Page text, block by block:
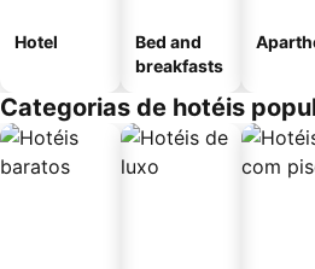
Hotel
Bed and
breakfasts
Categorias de hotéis